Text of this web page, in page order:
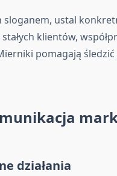
sloganem, ustal
klientów,
pomagają
działania